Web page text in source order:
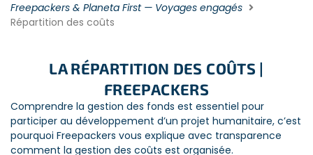
Freepackers & Planeta First — Voyages engagés
Répartition des coûts
LA RÉPARTITION DES COÛTS |
FREEPACKERS
Comprendre la gestion des fonds est essentiel pour
participer au développement d’un projet humanitaire, c’est
pourquoi Freepackers vous explique avec transparence
comment la gestion des coûts est organisée.